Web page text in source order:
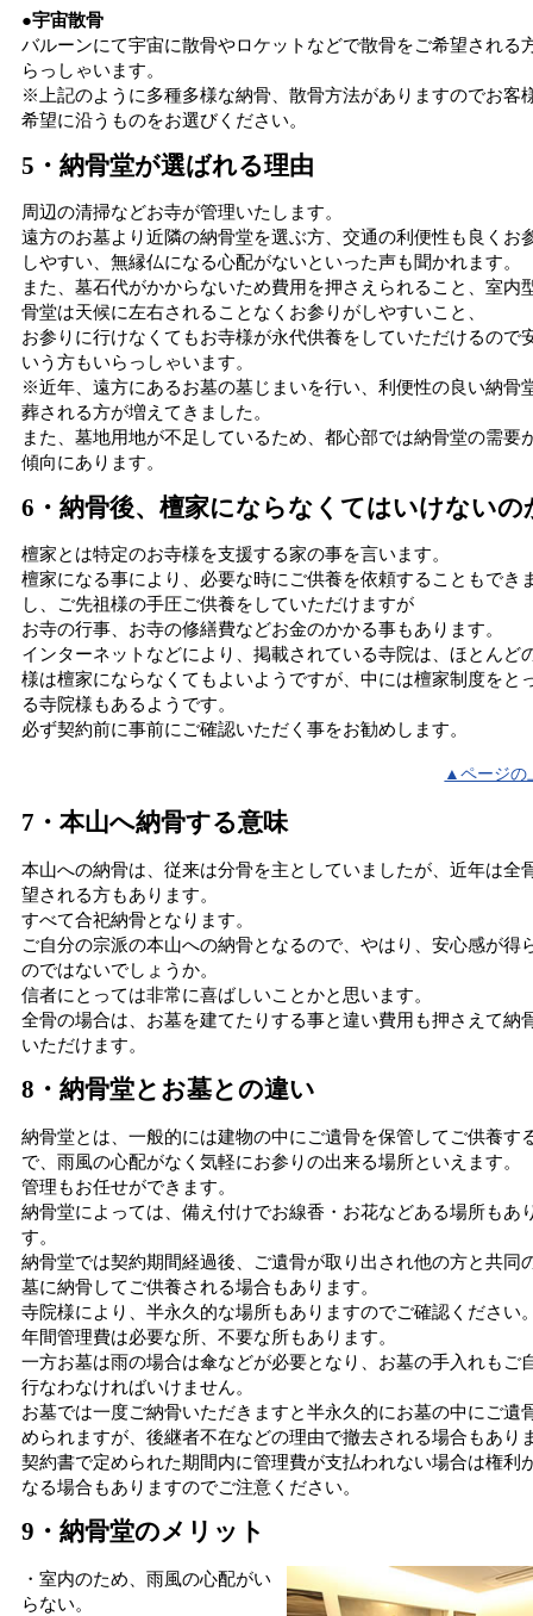
●宇宙散骨
バルーンにて宇宙に散骨やロケットなどで散骨をご希望される
らっしゃいます。
※上記のように多種多様な納骨、散骨方法がありますのでお客
希望に沿うものをお選びください。
5・納骨堂が選ばれる理由
周辺の清掃などお寺が管理いたします。
遠方のお墓より近隣の納骨堂を選ぶ方、交通の利便性も良くお
しやすい、無縁仏になる心配がないといった声も聞かれます。
また、墓石代がかからないため費用を押さえられること、室内
骨堂は天候に左右されることなくお参りがしやすいこと、
お参りに行けなくてもお寺様が永代供養をしていただけるので
いう方もいらっしゃいます。
※近年、遠方にあるお墓の墓じまいを行い、利便性の良い納骨
葬される方が増えてきました。
また、墓地用地が不足しているため、都心部では納骨堂の需要
傾向にあります。
6・納骨後、檀家にならなくてはいけないの
檀家とは特定のお寺様を支援する家の事を言います。
檀家になる事により、必要な時にご供養を依頼することもでき
し、ご先祖様の手圧ご供養をしていただけますが
お寺の行事、お寺の修繕費などお金のかかる事もあります。
インターネットなどにより、掲載されている寺院は、ほとんど
様は檀家にならなくてもよいようですが、中には檀家制度をと
る寺院様もあるようです。
必ず契約前に事前にご確認いただく事をお勧めします。
▲ページの
7・本山へ納骨する意味
本山への納骨は、従来は分骨を主としていましたが、近年は全
望される方もあります。
すべて合祀納骨となります。
ご自分の宗派の本山への納骨となるので、やはり、安心感が得
のではないでしょうか。
信者にとっては非常に喜ばしいことかと思います。
全骨の場合は、お墓を建てたりする事と違い費用も押さえて納
いただけます。
8・納骨堂とお墓との違い
納骨堂とは、一般的には建物の中にご遺骨を保管してご供養す
で、雨風の心配がなく気軽にお参りの出来る場所といえます。
管理もお任せができます。
納骨堂によっては、備え付けでお線香・お花などある場所もあ
す。
納骨堂では契約期間経過後、ご遺骨が取り出され他の方と共同
墓に納骨してご供養される場合もあります。
寺院様により、半永久的な場所もありますのでご確認ください
年間管理費は必要な所、不要な所もあります。
一方お墓は雨の場合は傘などが必要となり、お墓の手入れもご
行なわなければいけません。
お墓では一度ご納骨いただきますと半永久的にお墓の中にご遺
められますが、後継者不在などの理由で撤去される場合もあり
契約書で定められた期間内に管理費が支払われない場合は権利
なる場合もありますのでご注意ください。
9・納骨堂のメリット
・室内のため、雨風の心配がい
らない。